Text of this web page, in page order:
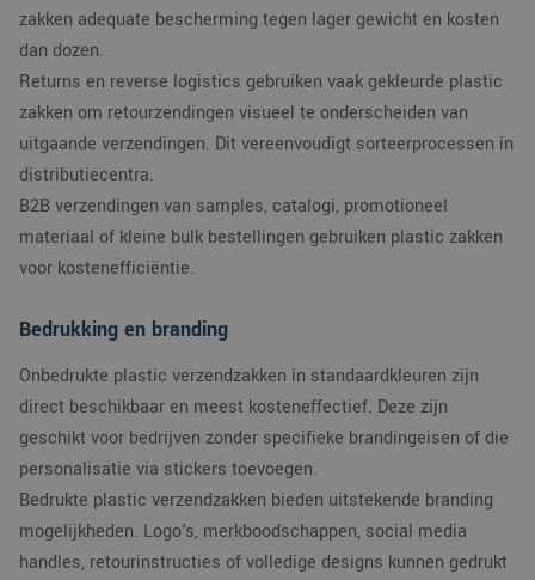
zakken adequate bescherming tegen lager gewicht en kosten
dan dozen.
Returns en reverse logistics gebruiken vaak gekleurde plastic
zakken om retourzendingen visueel te onderscheiden van
uitgaande verzendingen. Dit vereenvoudigt sorteerprocessen in
distributiecentra.
B2B verzendingen van samples, catalogi, promotioneel
materiaal of kleine bulk bestellingen gebruiken plastic zakken
voor kostenefficiëntie.
Bedrukking en branding
Onbedrukte plastic verzendzakken in standaardkleuren zijn
direct beschikbaar en meest kosteneffectief. Deze zijn
geschikt voor bedrijven zonder specifieke brandingeisen of die
personalisatie via stickers toevoegen.
Bedrukte plastic verzendzakken bieden uitstekende branding
mogelijkheden. Logo's, merkboodschappen, social media
handles, retourinstructies of volledige designs kunnen gedrukt